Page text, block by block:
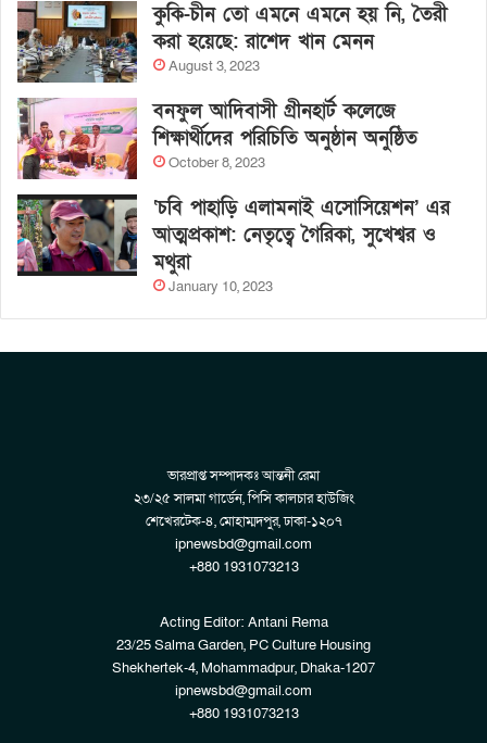
কুকি-চীন তো এমনে এমনে হয় নি, তৈরী
করা হয়েছে: রাশেদ খান মেনন
August 3, 2023
বনফুল আদিবাসী গ্রীনহার্ট কলেজে
শিক্ষার্থীদের পরিচিতি অনুষ্ঠান অনুষ্ঠিত
October 8, 2023
‘চবি পাহাড়ি এলামনাই এসোসিয়েশন’ এর
আত্মপ্রকাশ: নেতৃত্বে গৈরিকা, সুখেশ্বর ও
মথুরা
January 10, 2023
ভারপ্রাপ্ত সম্পাদকঃ আন্তনী রেমা
২৩/২৫ সালমা গার্ডেন, পিসি কালচার হাউজিং
শেখেরটেক-৪, মোহাম্মদপুর, ঢাকা-১২০৭
ipnewsbd@gmail.com
+880 1931073213
Acting Editor: Antani Rema
23/25 Salma Garden, PC Culture Housing
Shekhertek-4, Mohammadpur, Dhaka-1207
ipnewsbd@gmail.com
+880 1931073213